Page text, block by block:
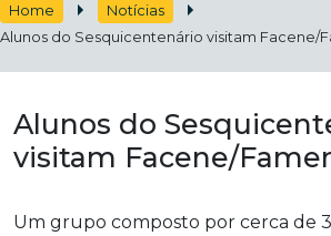
Home
Notícias
Alunos do Sesquicentenário visitam Facene/
Alunos do
visitam Facene/
Um grupo composto por cerca de